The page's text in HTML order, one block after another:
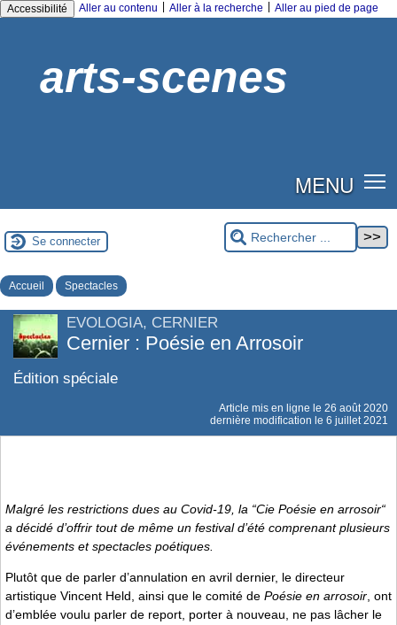
Accessibilité Aller au contenu Aller à la recherche Aller au pied de page
arts-scenes
MENU
Se connecter
Accueil Spectacles
EVOLOGIA, CERNIER
Cernier : Poésie en Arrosoir
Édition spéciale
Article mis en ligne le 26 août 2020
dernière modification le 6 juillet 2021
Malgré les restrictions dues au Covid-19, la “Cie Poésie en arrosoir“
a décidé d’offrir tout de même un festival d’été comprenant plusieurs
événements et spectacles poétiques.
Plutôt que de parler d’annulation en avril dernier, le directeur
artistique Vincent Held, ainsi que le comité de Poésie en arrosoir, ont
d’emblée voulu parler de report, porter à nouveau, ne pas lâcher le